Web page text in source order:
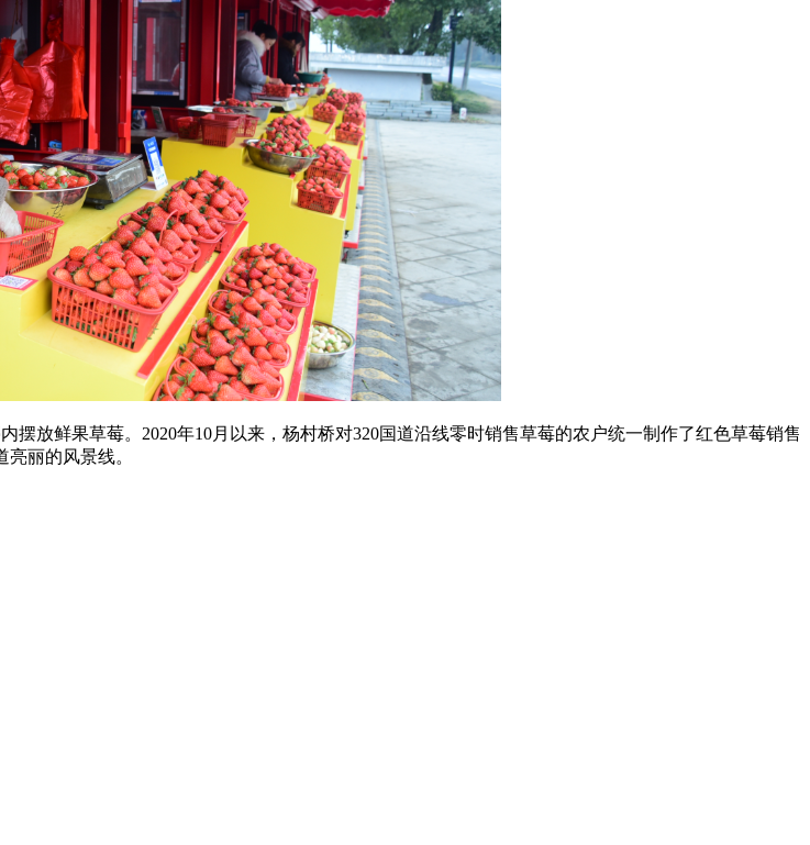
放鲜果草莓。2020年10月以来，杨村桥对320国道沿线零时销售草莓的农户统一制作了红色草莓销售
丽的风景线。